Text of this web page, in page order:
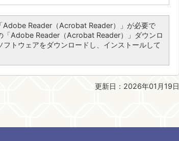
Adobe Reader（Acrobat Reader）」が必要で
「Adobe Reader（Acrobat Reader）」ダウンロ
トウェアをダウンロードし、インストールして
更新日：2026年01月19日